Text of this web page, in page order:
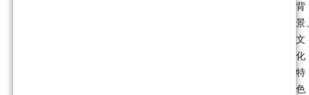
背
景
文
化
特
色